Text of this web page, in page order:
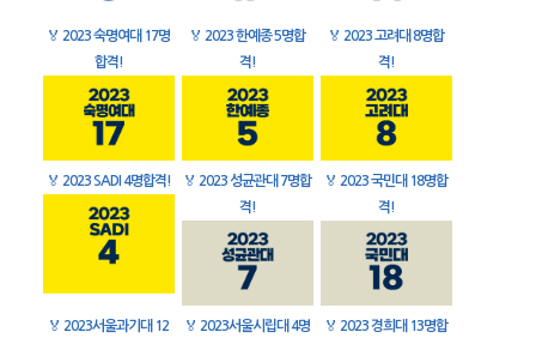
🏅 2023 숙명여대 17명
합격!
🏅 2023 한예종 5명합
격!
🏅 2023 고려대 8명합
격!
🏅 2023 SADI 4명합격! 🏅 2023 성균관대 7명합
격!
🏅 2023 국민대 18명합
격!
🏅 2023서울과기대 12
🏅 2023서울시립대 4명
🏅 2023 경희대 13명합